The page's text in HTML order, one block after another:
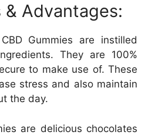
Advantages:
Gummies are instilled
They are 100%
to make use of. These
stress and also maintain
the day.
are delicious chocolates